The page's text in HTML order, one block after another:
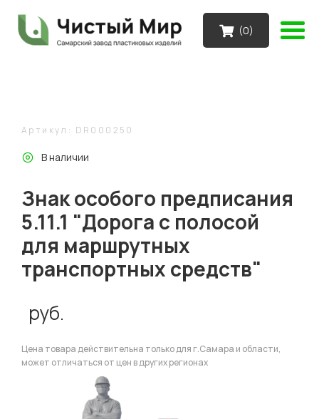
(0)
Артикул: DR000250
В наличии
Знак особого предписания
5.11.1 "Дорога с полосой
для маршрутных
транспортных средств"
руб.
Цена товара действительна только для г.Самара и области,
может отличаться от цен в других регионах